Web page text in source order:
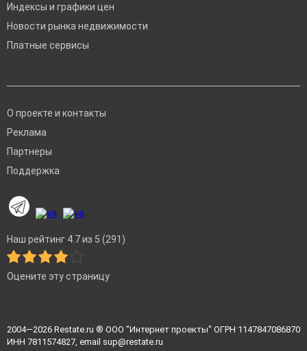
Индексы и графики цен
Новости рынка недвижимости
Платные сервисы
О проекте и контакты
Реклама
Партнеры
Поддержка
Наш рейтинг 4.7 из 5 (291)
Оцените эту страницу
2004—2026 Restate.ru ® ООО "Интернет проекты" ОГРН 1147847086870
ИНН 7811574827, email sup@restate.ru